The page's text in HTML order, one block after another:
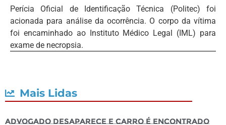
Perícia Oficial de Identificação Técnica (Politec) foi
acionada para análise da ocorrência. O corpo da vítima
foi encaminhado ao Instituto Médico Legal (IML) para
exame de necropsia.
Mais Lidas
Advogado desaparece e carro é encontrado